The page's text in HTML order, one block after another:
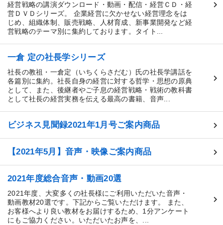
経営戦略の講演ダウンロード・動画・配信・経営ＣＤ・経
営ＤＶＤシリーズ。 企業経営に欠かせない経営理念をは
じめ、組織体制、販売戦略、人材育成、新事業開発など経
営戦略のテーマ別に集約しております。タイト...
一倉 定の社長学シリーズ
社長の教祖・一倉定（いちくらさだむ）氏の社長学講話を
各篇別に集約。社長自身の経営に対する哲学・思想の原典
として、また、後継者やご子息の経営戦略・戦術の教科書
として社長の経営実務を伝える最高の書籍、音声...
ビジネス見聞録2021年1月号ご案内商品
【2021年5月】音声・映像ご案内商品
2021年度総合音声・動画20選
2021年度、大変多くの社長様にご利用いただいた音声・
動画教材20選です。下記からご覧いただけます。 また、
お客様へより良い教材をお届けするため、1分アンケート
にもご協力ください。いただいたお声を、...